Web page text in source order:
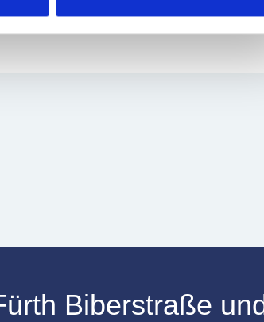
Biberstraße